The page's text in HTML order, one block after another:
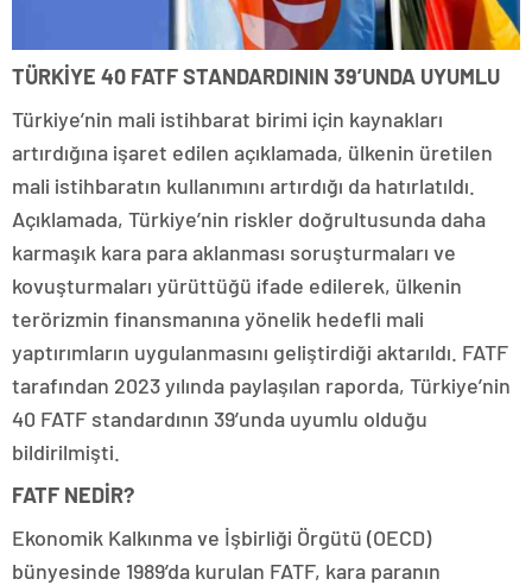
TÜRKİYE 40 FATF STANDARDININ 39’UNDA UYUMLU
Türkiye’nin mali istihbarat birimi için kaynakları
artırdığına işaret edilen açıklamada, ülkenin üretilen
mali istihbaratın kullanımını artırdığı da hatırlatıldı.
Açıklamada, Türkiye’nin riskler doğrultusunda daha
karmaşık kara para aklanması soruşturmaları ve
kovuşturmaları yürüttüğü ifade edilerek, ülkenin
terörizmin finansmanına yönelik hedefli mali
yaptırımların uygulanmasını geliştirdiği aktarıldı. FATF
tarafından 2023 yılında paylaşılan raporda, Türkiye’nin
40 FATF standardının 39’unda uyumlu olduğu
bildirilmişti.
FATF NEDİR?
Ekonomik Kalkınma ve İşbirliği Örgütü (OECD)
bünyesinde 1989’da kurulan FATF, kara paranın